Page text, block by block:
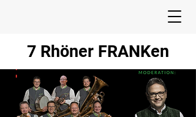
7 Rhöner FRANKen